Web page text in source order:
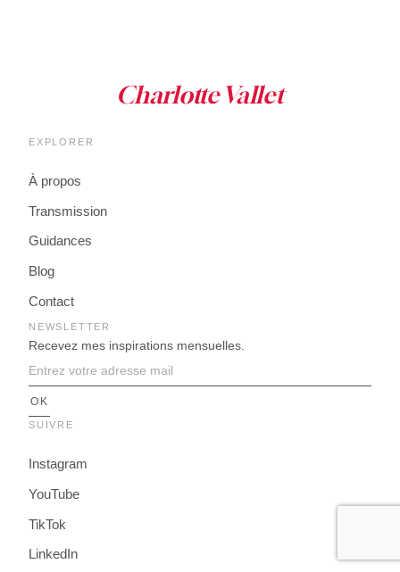
EXPLORER
À propos
Transmission
Guidances
Blog
Contact
NEWSLETTER
Recevez mes inspirations mensuelles.
SUIVRE
Instagram
YouTube
TikTok
LinkedIn